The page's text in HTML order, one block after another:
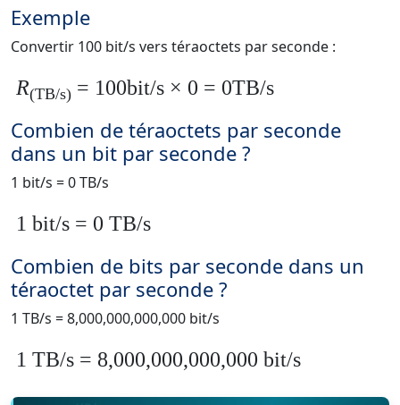
Exemple
Convertir 100 bit/s vers téraoctets par seconde :
R(TB/s) = 100bit/s × 0 = 0TB/s
Combien de téraoctets par seconde
dans un bit par seconde ?
1 bit/s = 0 TB/s
1 bit/s = 0 TB/s
Combien de bits par seconde dans un
téraoctet par seconde ?
1 TB/s = 8,000,000,000,000 bit/s
1 TB/s = 8,000,000,000,000 bit/s